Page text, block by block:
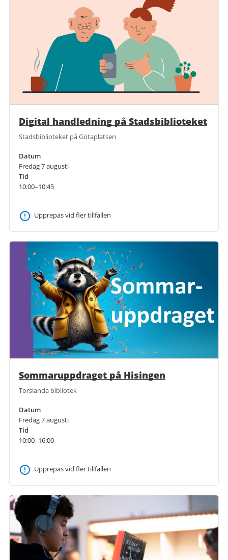
Digital handledning på Stadsbiblioteket
Stadsbiblioteket på Götaplatsen
Datum
Fredag 7 augusti
Tid
10:00–10:45
Upprepas vid fler tillfällen
Sommaruppdraget på Hisingen
Torslanda bibliotek
Datum
Fredag 7 augusti
Tid
10:00–16:00
Upprepas vid fler tillfällen